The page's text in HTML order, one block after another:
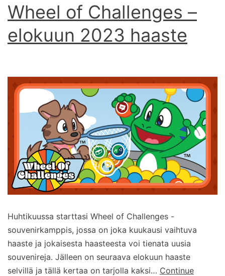
Wheel of Challenges –
elokuun 2023 haaste
Huhtikuussa starttasi Wheel of Challenges -
souvenirkamppis, jossa on joka kuukausi vaihtuva
haaste ja jokaisesta haasteesta voi tienata uusia
souvenireja. Jälleen on seuraava elokuun haaste
selvillä ja tällä kertaa on tarjolla kaksi… Continue